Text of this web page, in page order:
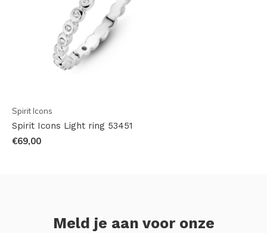
Spirit Icons
Spirit Icons Light ring 53451
€69,00
Meld je aan voor onze